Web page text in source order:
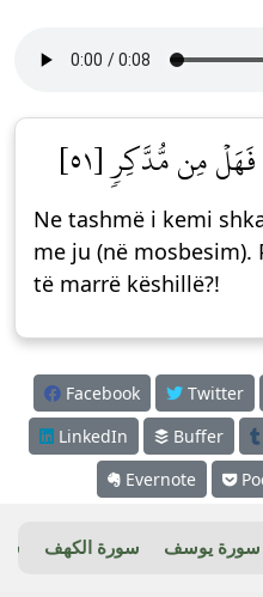
مِن مُّدَّكِرٖ [٥١]
Ne tashmë i kemi
me ju (në mosbesim).
të marrë këshillë?!
Facebook Twitter
LinkedIn
Buffer
Evernote
سورة يوسف سورة الكهف